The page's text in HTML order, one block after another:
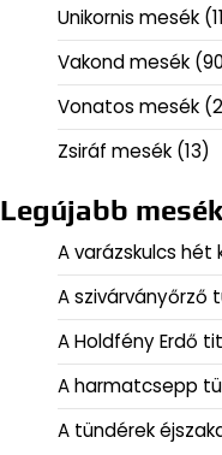
Unikornis mesék
Vakond mesék
Vonatos mesék
Zsiráf mesék (13)
Legújabb mesék
A varázskulcs hét
A szivárványőrző
A Holdfény Erdő
A harmatcsepp
A tündérek